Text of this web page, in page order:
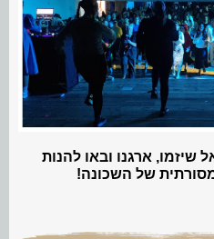
ארגנו ובאו להנות
של השכונה!